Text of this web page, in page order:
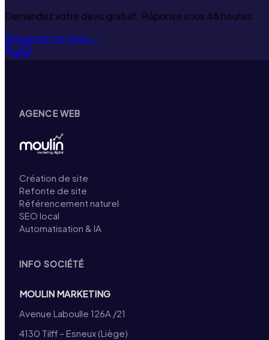
Demandez votre devis gratuit. Réponse sous 48 heures.
Demander un devis→
AGENCE WEB
Création de site
Refonte de site
Référencement naturel
SEO local
Automatisation & IA
INFO SOCIÉTÉ
MOULIN MARKETING
Avenue Laboulle 126A /21
4130 Tilff – Esneux (Liège)